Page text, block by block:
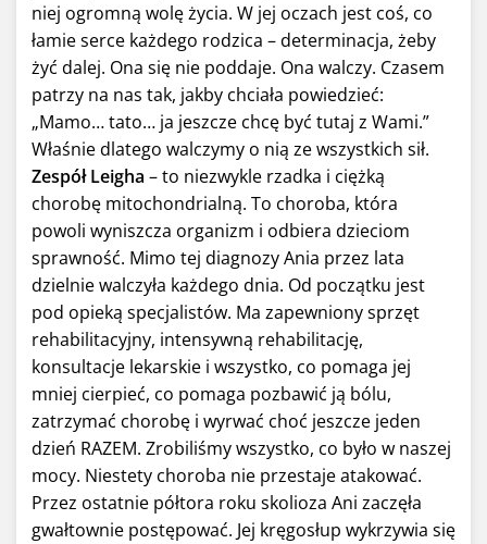
niej ogromną wolę życia. W jej oczach jest coś, co
łamie serce każdego rodzica – determinacja, żeby
żyć dalej. Ona się nie poddaje. Ona walczy. Czasem
patrzy na nas tak, jakby chciała powiedzieć:
„Mamo… tato… ja jeszcze chcę być tutaj z Wami.”
Właśnie dlatego walczymy o nią ze wszystkich sił.
Zespół Leigha – to niezwykle rzadka i ciężką
chorobę mitochondrialną. To choroba, która
powoli wyniszcza organizm i odbiera dzieciom
sprawność. Mimo tej diagnozy Ania przez lata
dzielnie walczyła każdego dnia. Od początku jest
pod opieką specjalistów. Ma zapewniony sprzęt
rehabilitacyjny, intensywną rehabilitację,
konsultacje lekarskie i wszystko, co pomaga jej
mniej cierpieć, co pomaga pozbawić ją bólu,
zatrzymać chorobę i wyrwać choć jeszcze jeden
dzień RAZEM. Zrobiliśmy wszystko, co było w naszej
mocy. Niestety choroba nie przestaje atakować.
Przez ostatnie półtora roku skolioza Ani zaczęła
gwałtownie postępować. Jej kręgosłup wykrzywia się